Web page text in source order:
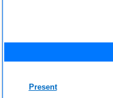
Present